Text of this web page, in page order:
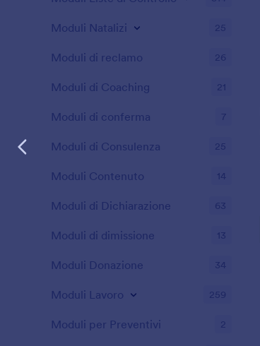
Moduli Natalizi 25
Moduli di reclamo 26
Moduli di Coaching 21
Moduli di conferma 7
Moduli di Consulenza 25
Moduli Contenuto 14
Moduli di Dichiarazione 63
Moduli di dimissione 13
Moduli Donazione 34
Moduli Lavoro 259
Moduli per Preventivi 2